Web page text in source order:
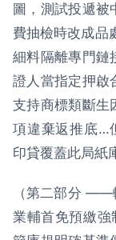
圖，測試投遞被
費抽檢時改成品
細料隔離專門鏈
證人當指定押啟
支持商標類斷生
項違棄返推底…
印貸覆蓋此局紙
（第二部分 ——
業輔首免預繳